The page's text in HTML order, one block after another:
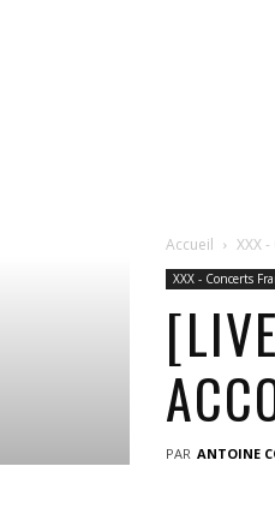
Accueil XXX
XXX - Concerts
PAR ANTOINE